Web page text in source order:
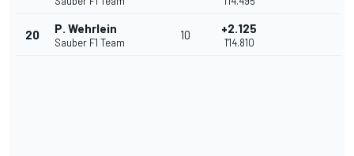
20 P. Wehrlein
Sauber F1 Team
10 +2.125
1'14.810